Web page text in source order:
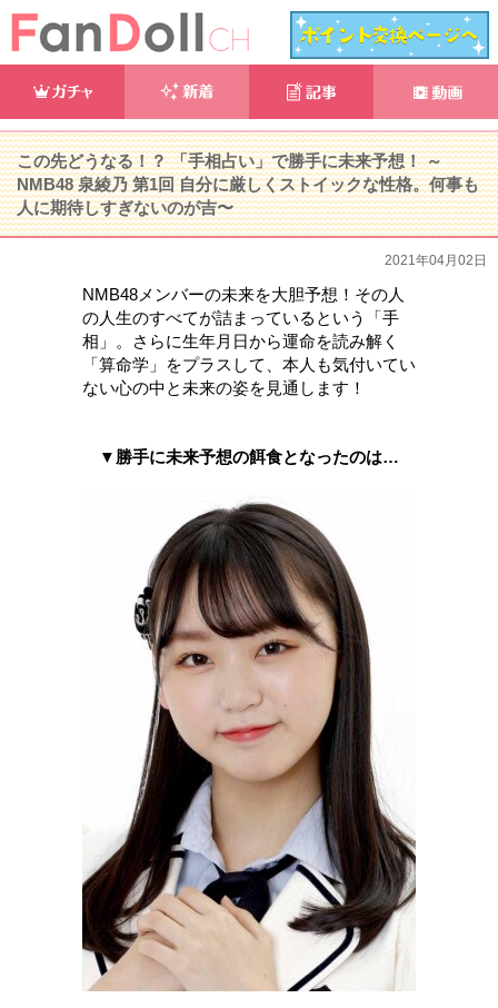
この先どうなる！？ 「手相占い」で勝手に未来予想！ ～
NMB48 泉綾乃 第1回 自分に厳しくストイックな性格。何事も
人に期待しすぎないのが吉〜
2021年04月02日
NMB48メンバーの未来を大胆予想！その人
の人生のすべてが詰まっているという「手
相」。さらに生年月日から運命を読み解く
「算命学」をプラスして、本人も気付いてい
ない心の中と未来の姿を見通します！
▼勝手に未来予想の餌食となったのは…